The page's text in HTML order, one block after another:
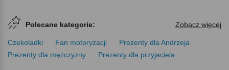
Polecane kategorie: Zobacz więcej
Czekoladki Fan motoryzacji
Prezenty dla Andrzeja
Prezenty dla mężczyzny
Prezenty dla przyjaciela